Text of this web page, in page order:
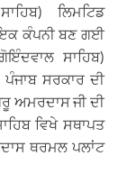
ਲਿਮਟਿਡ
ਕੰਪਨੀ ਬਣ ਗਈ
ਸਾਹਿਬ)
ਸਰਕਾਰ ਦੀ
ਅਮਰਦਾਸ ਜੀ ਦੀ
ਵਿਖੇ ਸਥਾਪਤ
ਥਰਮਲ ਪਲਾਂਟ